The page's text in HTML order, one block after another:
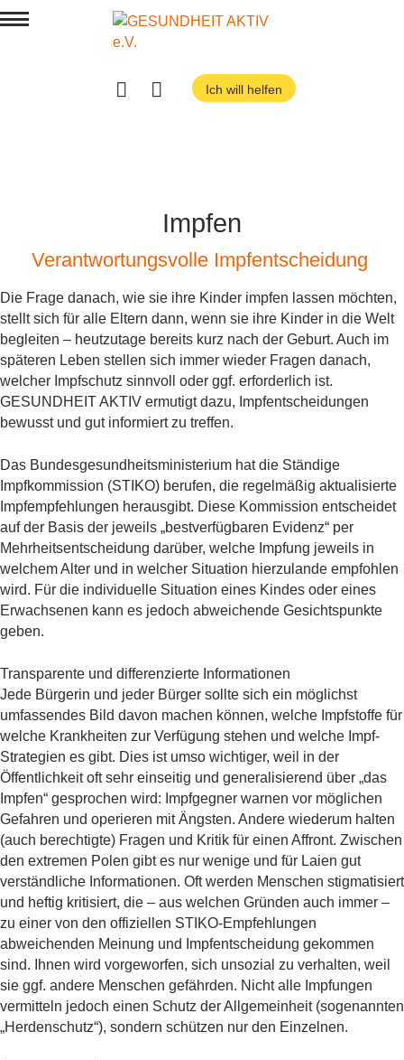
Wer wir sind
Team
Karriere
Pressemitteilungen
Spenden
Aktionsmaterial bestellen
Newsletter
Verlagsprogramm
Entscheidungshilfen
Adressen
Weil's hilft!
Aktiv werden
Informieren
Podcast
Veranstaltungen
Vorträge
Workshops und Kurse
BVAKT Kurse
Gesundheitscoaching
Termine
Trainer:innen finden
Gratis Angebot
Weiterbildung
Für Organisationen
Blog
Shop
Ich will helfen
Impfen
Verantwortungsvolle Impfentscheidung
Die Frage danach, wie sie ihre Kinder impfen lassen möchten,
stellt sich für alle Eltern dann, wenn sie ihre Kinder in die Welt
begleiten – heutzutage bereits kurz nach der Geburt. Auch im
späteren Leben stellen sich immer wieder Fragen danach,
welcher Impfschutz sinnvoll oder ggf. erforderlich ist.
GESUNDHEIT AKTIV ermutigt dazu, Impfentscheidungen
bewusst und gut informiert zu treffen.
Das Bundesgesundheitsministerium hat die Ständige
Impfkommission (STIKO) berufen, die regelmäßig aktualisierte
Impfempfehlungen herausgibt. Diese Kommission entscheidet
auf der Basis der jeweils „bestverfügbaren Evidenz“ per
Mehrheitsentscheidung darüber, welche Impfung jeweils in
welchem Alter und in welcher Situation hierzulande empfohlen
wird. Für die individuelle Situation eines Kindes oder eines
Erwachsenen kann es jedoch abweichende Gesichtspunkte
geben.
Transparente und differenzierte Informationen
Jede Bürgerin und jeder Bürger sollte sich ein möglichst
umfassendes Bild davon machen können, welche Impfstoffe für
welche Krankheiten zur Verfügung stehen und welche Impf-
Strategien es gibt. Dies ist umso wichtiger, weil in der
Öffentlichkeit oft sehr einseitig und generalisierend über „das
Impfen“ gesprochen wird: Impfgegner warnen vor möglichen
Gefahren und operieren mit Ängsten. Andere wiederum halten
(auch berechtigte) Fragen und Kritik für einen Affront. Zwischen
den extremen Polen gibt es nur wenige und für Laien gut
verständliche Informationen. Oft werden Menschen stigmatisiert
und heftig kritisiert, die – aus welchen Gründen auch immer –
zu einer von den offiziellen STIKO-Empfehlungen
abweichenden Meinung und Impfentscheidung gekommen
sind. Ihnen wird vorgeworfen, sich unsozial zu verhalten, weil
sie ggf. andere Menschen gefährden. Nicht alle Impfungen
vermitteln jedoch einen Schutz der Allgemeinheit (sogenannten
„Herdenschutz“), sondern schützen nur den Einzelnen.